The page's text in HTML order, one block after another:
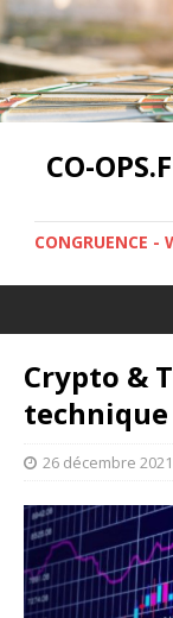
CO-
CONGRUENCE -
Crypto &
technique
26 décembre 2021